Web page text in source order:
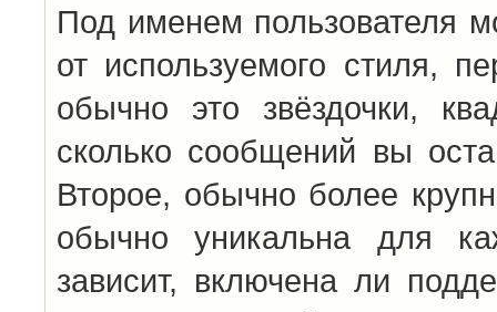
Под именем пользователя
от используемого стиля,
обычно это звёздочки,
сколько сообщений вы
Второе, обычно более
обычно уникальна для
зависит, включена ли